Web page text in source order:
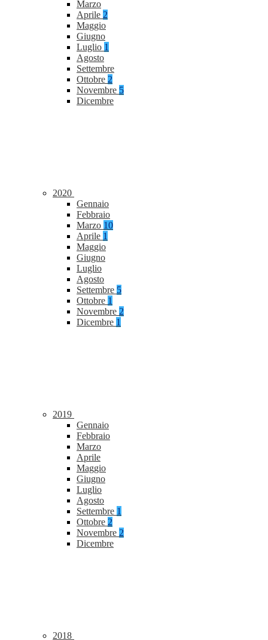
Marzo
Aprile 2
Maggio
Giugno
Luglio 1
Agosto
Settembre
Ottobre 2
Novembre 5
Dicembre
2020
Gennaio
Febbraio
Marzo 10
Aprile 1
Maggio
Giugno
Luglio
Agosto
Settembre 5
Ottobre 1
Novembre 2
Dicembre 1
2019
Gennaio
Febbraio
Marzo
Aprile
Maggio
Giugno
Luglio
Agosto
Settembre 1
Ottobre 2
Novembre 2
Dicembre
2018